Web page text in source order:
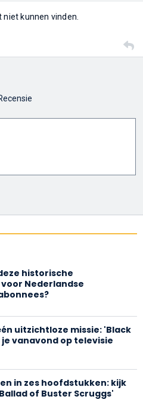
kunnen vinden.
historische
Nederlandse
uitzichtloze missie: 'Black
je vanavond op televisie
in zes hoofdstukken: kijk
of Buster Scruggs'